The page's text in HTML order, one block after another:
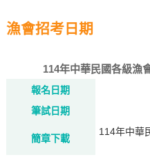
漁會招考日期
114年中華民國各級漁
報名日期
筆試日期
簡章下載
114年中華